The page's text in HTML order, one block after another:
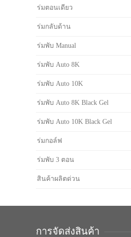
ร่มตอนเดียว
ร่มกลับด้าน
ร่มพับ Manual
ร่มพับ Auto 8K
ร่มพับ Auto 10K
ร่มพับ Auto 8K Black Gel
ร่มพับ Auto 10K Black Gel
ร่มกอล์ฟ
ร่มพับ 3 ตอน
สินค้าผลิตด่วน
การจัดส่งสินค้า